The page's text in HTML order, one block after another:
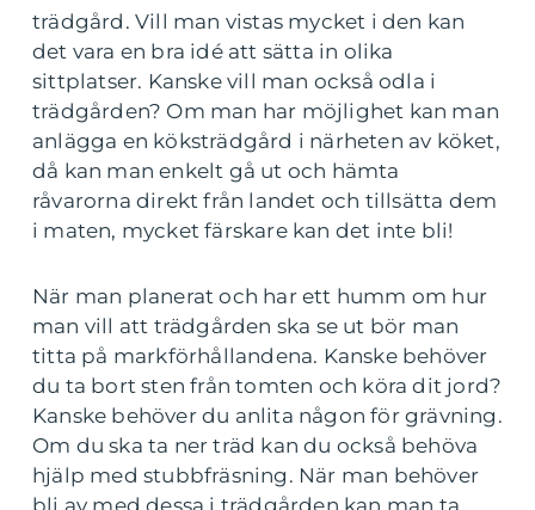
trädgård. Vill man vistas mycket i den kan
det vara en bra idé att sätta in olika
sittplatser. Kanske vill man också odla i
trädgården? Om man har möjlighet kan man
anlägga en köksträdgård i närheten av köket,
då kan man enkelt gå ut och hämta
råvarorna direkt från landet och tillsätta dem
i maten, mycket färskare kan det inte bli!
När man planerat och har ett humm om hur
man vill att trädgården ska se ut bör man
titta på markförhållandena. Kanske behöver
du ta bort sten från tomten och köra dit jord?
Kanske behöver du anlita någon för grävning.
Om du ska ta ner träd kan du också behöva
hjälp med stubbfräsning. När man behöver
bli av med dessa i trädgården kan man ta